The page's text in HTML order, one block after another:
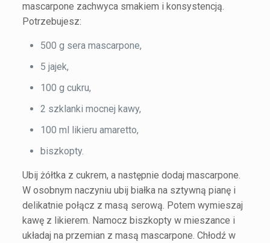
mascarpone zachwyca smakiem i konsystencją.
Potrzebujesz:
500 g sera mascarpone,
5 jajek,
100 g cukru,
2 szklanki mocnej kawy,
100 ml likieru amaretto,
biszkopty.
Ubij żółtka z cukrem, a następnie dodaj mascarpone.
W osobnym naczyniu ubij białka na sztywną pianę i
delikatnie połącz z masą serową. Potem wymieszaj
kawę z likierem. Namocz biszkopty w mieszance i
układaj na przemian z masą mascarpone. Chłodź w